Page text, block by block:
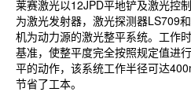
莱赛激光以12JPD平地铲及激光控
为激光发射器，激光探测器LS709
机为动力源的激光整平系统。工作
基准，使整平度完全按照规定值进
平的动作，该系统工作半径可达
节省了工本。